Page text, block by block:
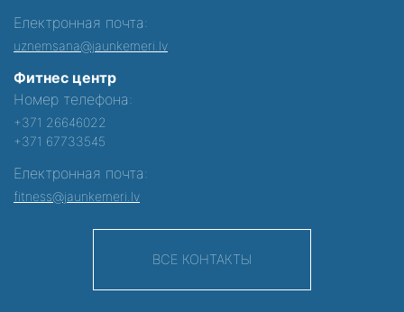
Електронная почта:
uznemsana@jaunkemeri.lv
Фитнес центр
Номер телефона:
+371 26646022
+371 67733545
Електронная почта:
fitness@jaunkemeri.lv
ВСЕ КОНТАКТЫ